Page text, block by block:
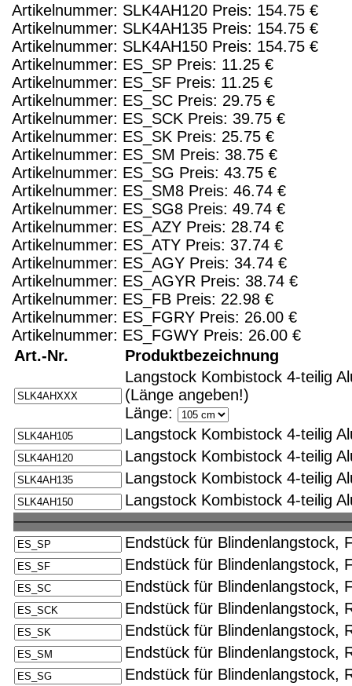
Artikelnummer: SLK4AH120 Preis: 154.75 €
Artikelnummer: SLK4AH135 Preis: 154.75 €
Artikelnummer: SLK4AH150 Preis: 154.75 €
Artikelnummer: ES_SP Preis: 11.25 €
Artikelnummer: ES_SF Preis: 11.25 €
Artikelnummer: ES_SC Preis: 29.75 €
Artikelnummer: ES_SCK Preis: 39.75 €
Artikelnummer: ES_SK Preis: 25.75 €
Artikelnummer: ES_SM Preis: 38.75 €
Artikelnummer: ES_SG Preis: 43.75 €
Artikelnummer: ES_SM8 Preis: 46.74 €
Artikelnummer: ES_SG8 Preis: 49.74 €
Artikelnummer: ES_AZY Preis: 28.74 €
Artikelnummer: ES_ATY Preis: 37.74 €
Artikelnummer: ES_AGY Preis: 34.74 €
Artikelnummer: ES_AGYR Preis: 38.74 €
Artikelnummer: ES_FB Preis: 22.98 €
Artikelnummer: ES_FGRY Preis: 26.00 €
Artikelnummer: ES_FGWY Preis: 26.00 €
Art.-Nr.
Produktbezeichnung
Langstock Kombistock 4-teilig
(Länge angeben!)
Länge:
Langstock Kombistock 4-teilig
Langstock Kombistock 4-teilig
Langstock Kombistock 4-teilig
Langstock Kombistock 4-teilig
Endstück für Blindenlangstock,
Endstück für Blindenlangstock,
Endstück für Blindenlangstock,
Endstück für Blindenlangstock,
Endstück für Blindenlangstock,
Endstück für Blindenlangstock,
Endstück für Blindenlangstock,